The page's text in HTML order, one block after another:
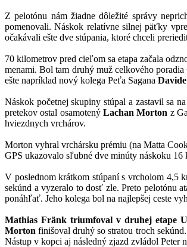
Z pelotónu nám žiadne dôležité správy
pomenovali. Náskok relatívne silnej päťky
očakávali ešte dve stúpania, ktoré chceli
70 kilometrov pred cieľom sa etapa začala
menami. Bol tam druhý muž celkového poradia
ešte napríklad nový kolega Peťa Sagana
Náskok početnej skupiny stúpal a zastavil sa
pretekov ostal osamotený Lachan Morton z
hviezdnych vrchárov.
Morton vyhral vrchársku prémiu (na Matta
GPS ukazovalo sľubné dve minúty náskoku 16
V poslednom krátkom stúpaní s vrcholom 4,5
sekúnd a vyzeralo to dosť zle. Preto pelotónu
ponáhľať. Jeho kolega bol na najlepšej ceste
Mathias Fränk triumfoval v druhej etape
Morton finišoval druhý so stratou troch sekúnd.
Nástup v kopci aj následný zjazd zvládol Peter